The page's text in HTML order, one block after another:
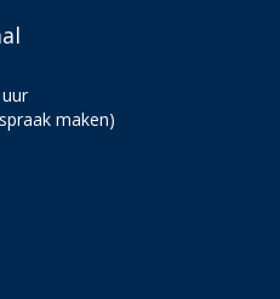
maken)